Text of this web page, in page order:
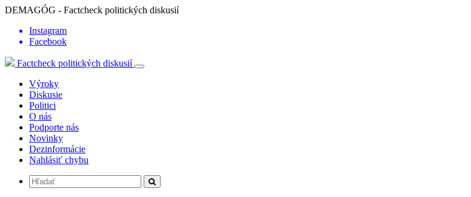
DEMAGÓG - Factcheck politických diskusií
Instagram
Facebook
Factcheck politických diskusií
Výroky
Diskusie
Politici
O nás
Podporte nás
Novinky
Dezinformácie
Nahlásiť chybu